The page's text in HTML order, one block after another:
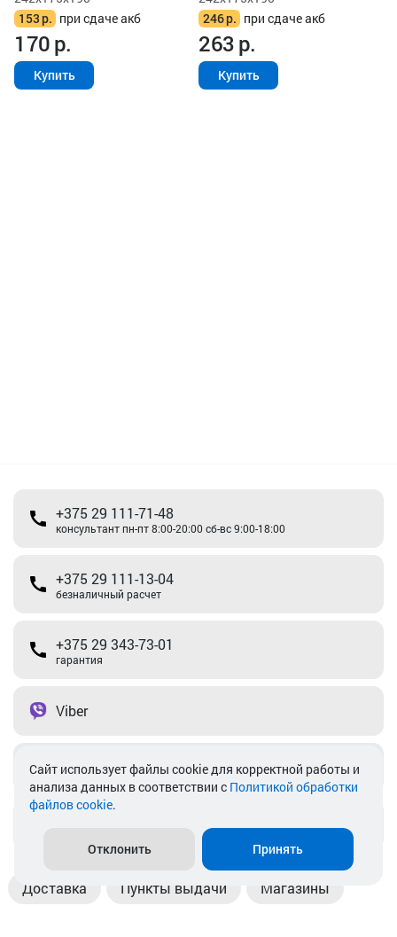
153р. при сдаче акб
170р.
Купить
246р. при сдаче акб
263р.
Купить
+375 29 111-71-48
консультант пн-пт 8:00-20:00 сб-вс 9:00-18:00
+375 29 111-13-04
безналичный расчет
+375 29 343-73-01
гарантия
Viber
Telegram
Доставка Пункты выдачи Магазины
Cайт использует файлы cookie для корректной работы и
анализа данных в соответствии с Политикой обработки
файлов cookie.
Отклонить Принять